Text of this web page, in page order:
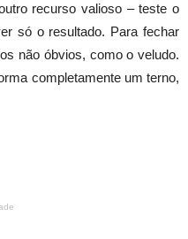
recurso valioso – teste o
só o resultado. Para fechar
não óbvios, como o veludo.
completamente um terno,